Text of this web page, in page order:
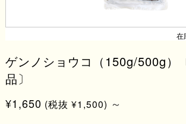
在
ゲンノショウコ（150g/500g）
品〕
¥1,650 (税抜 ¥1,500) ～